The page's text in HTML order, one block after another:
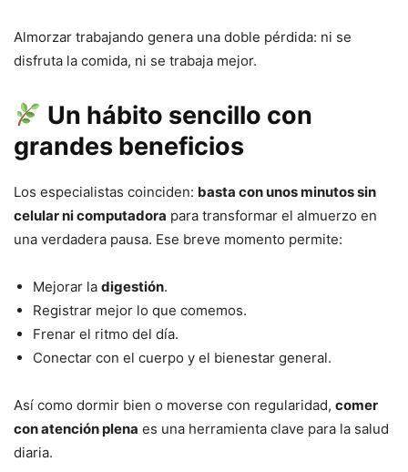
Almorzar trabajando genera una doble pérdida: ni se
disfruta la comida, ni se trabaja mejor.
Un hábito sencillo con
grandes beneficios
Los especialistas coinciden: basta con unos minutos sin
celular ni computadora para transformar el almuerzo en
una verdadera pausa. Ese breve momento permite:
Mejorar la digestión.
Registrar mejor lo que comemos.
Frenar el ritmo del día.
Conectar con el cuerpo y el bienestar general.
Así como dormir bien o moverse con regularidad, comer
con atención plena es una herramienta clave para la salud
diaria.